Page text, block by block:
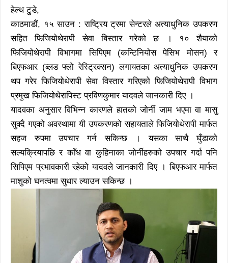
हेल्थ टुडे,
काठमाडौं, १५ साउन : राष्ट्रिय ट्रमा सेन्टरले अत्याधुनिक उपकरण
सहित फिजियोथेरापी सेवा बिस्तार गरेको छ । १० शैयाको
फिजियोथेरापी विभागमा सिपिएम (कन्टिनियोस पेसिभ मोसन) र
बिएफआर (ब्लड फ्लो रेस्ट्रिक्सन) लगायतका अत्याधुनिक उपकरण
थप गरेर फिजियोथेरापी सेवा विस्तार गरिएको फिजियोथेरापी विभाग
प्रमुख फिजियोथेरापिस्ट प्रविणकुमार यादवले जानकारी दिए ।
यादवका अनुसार विभिन्न कारणले हातको जोर्नी जाम भएमा वा मासु
सुक्दै गएको अवस्थामा यी उपकरणको सहायताले फिजियोथेरापी मार्फत
सहज रुपमा उपचार गर्न सकिन्छ । यसका साथै घुँडाको
सल्यक्रियापछि र काँध वा कुहिनाका जोर्नीहरुको उपचार गर्दा पनि
सिपिएम प्रभावकारी रहेको यादवले जानकारी दिए । बिएफआर मार्फत
माशुको घनत्वमा सुधार ल्याउन सकिन्छ ।